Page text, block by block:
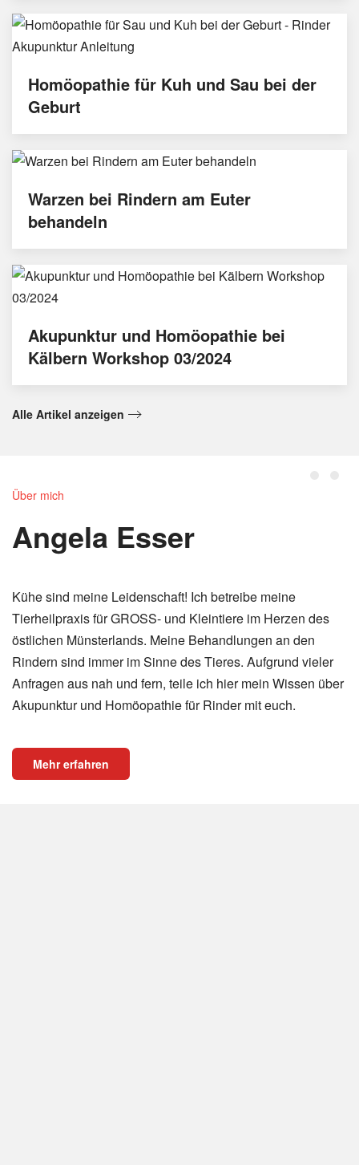
Homöopathie für Kuh und Sau bei der
Geburt
Warzen bei Rindern am Euter
behandeln
Akupunktur und Homöopathie bei
Kälbern Workshop 03/2024
Alle Artikel anzeigen
Über mich
Angela Esser
Kühe sind meine Leidenschaft! Ich betreibe meine
Tierheilpraxis für GROSS- und Kleintiere im Herzen des
östlichen Münsterlands. Meine Behandlungen an den
Rindern sind immer im Sinne des Tieres. Aufgrund vieler
Anfragen aus nah und fern, teile ich hier mein Wissen über
Akupunktur und Homöopathie für Rinder mit euch.
Mehr erfahren